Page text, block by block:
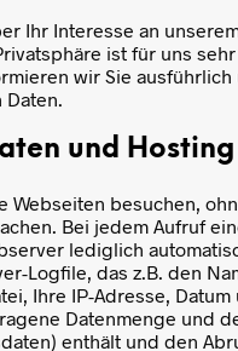
Ihr Interesse an
ist für uns
wir Sie ausführlich
Daten.
und Hosting
Webseiten besuchen,
Bei jedem Aufruf
lediglich
Logfile, das z.B. den
Ihre IP-Adresse, Datum
Datenmenge und
enthält und den